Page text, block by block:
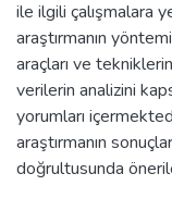
ile ilgili çalışmalara
araştırmanın
araçları ve
verilerin analizini
yorumları
araştırmanın
doğrultusunda